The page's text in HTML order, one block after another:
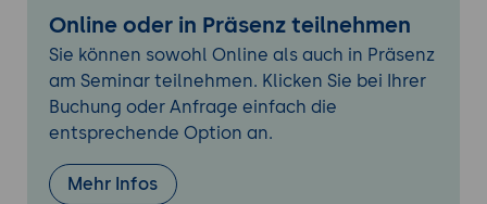
Dokumente und Listen freigeben
Verwalten von Freigabeeinladungen
Externe Freigabe
Freigabeberechtigungen und
Zugriffsstufen
Kommunikations- und Teamwebsites
Online oder in Präsenz teilnehmen
Sie können sowohl Online als auch in Präsenz
am Seminar teilnehmen. Klicken Sie bei Ihrer
Buchung oder Anfrage einfach die
entsprechende Option an.
Mehr Infos